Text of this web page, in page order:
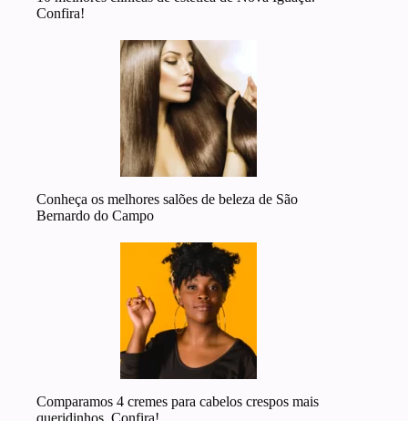
Confira!
Conheça os melhores salões de beleza de São
Bernardo do Campo
Comparamos 4 cremes para cabelos crespos mais